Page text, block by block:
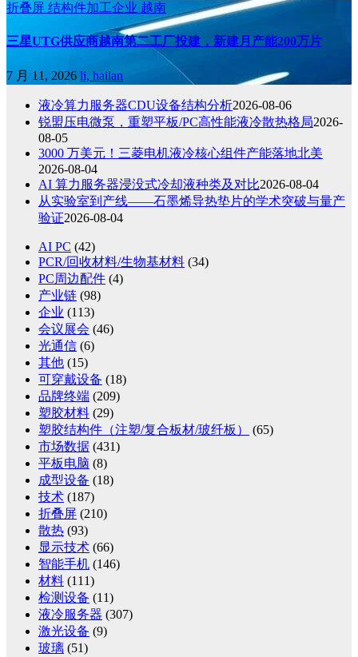
折叠屏 结构件加工企业 越南
三星UTG供应商越南第二工厂投建，新建月产能200万片
7 月 11, 2026 li, hailan
液冷算力服务器CDU设备结构分析2026-08-06
锐盟压电微泵，重塑平板/PC高性能液冷散热格局2026-
08-05
3000 万美元！三菱电机液冷核心组件产能落地北美
2026-08-04
AI 算力服务器浸没式冷却液种类及对比2026-08-04
从实验室到产线——石墨烯导热垫片的学术突破与量产
验证2026-08-04
AI PC (42)
PCR/回收材料/生物基材料 (34)
PC周边配件 (4)
产业链 (98)
企业 (113)
会议展会 (46)
光通信 (6)
其他 (15)
可穿戴设备 (18)
品牌终端 (209)
塑胶材料 (29)
塑胶结构件（注塑/复合板材/玻纤板）
(65)
市场数据 (431)
平板电脑 (8)
成型设备 (18)
技术 (187)
折叠屏 (210)
散热 (93)
显示技术 (66)
智能手机 (146)
材料 (111)
检测设备 (11)
液冷服务器 (307)
激光设备 (9)
玻璃 (51)